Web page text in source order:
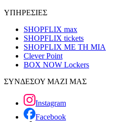
ΥΠΗΡΕΣΙΕΣ
SHOPFLIX max
SHOPFLIX tickets
SHOPFLIX ΜΕ ΤΗ ΜΙΑ
Clever Point
BOX NOW Lockers
ΣΥΝΔΕΣΟΥ ΜΑΖΙ ΜΑΣ
Instagram
Facebook